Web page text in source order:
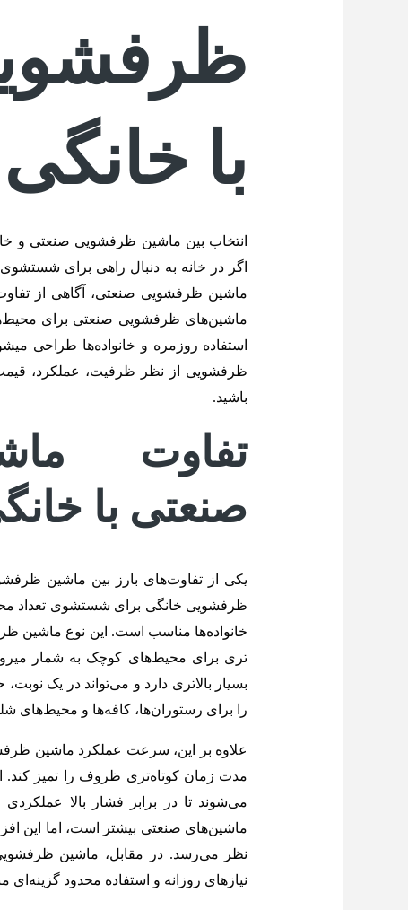
با خانگی
انتخاب بین ماشین ظرفشویی صنعتی و
اگر در خانه به دنبال راهی برای
ماشین‌های ظرفشویی صنعتی برای
استفاده روزمره و خانواده‌ها طراحی
ظرفشویی از نظر ظرفیت، عملکرد، قیمت
باشید.
تفاوت
صنعتی با
یکی از تفاوت‌های بارز بین ماشین
ظرفشویی خانگی برای شستشوی تعداد
خانواده‌ها مناسب است. این نوع ماشین‌
تری برای محیط‌های کوچک به شمار
بسیار بالاتری دارد و می‌تواند در یک
را برای رستوران‌ها، کافه‌ها و محیط‌های
علاوه بر این، سرعت عملکرد ماشین
مدت زمان کوتاه‌تری ظروف را تمیز کند.
می‌شوند تا در برابر فشار بالا
ماشین‌های صنعتی بیشتر است، اما این
نظر می‌رسد. در مقابل، ماشین
نیازهای روزانه و استفاده محدود